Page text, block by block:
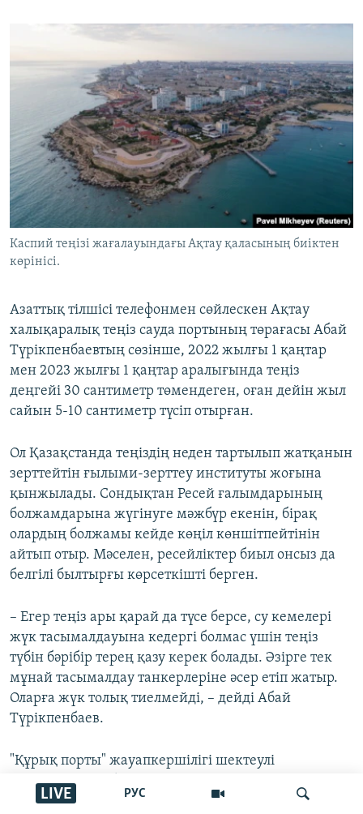
РУС
LIVE
Каспий теңізі жағалауындағы Ақтау қаласының биіктен
көрінісі.
Азаттық тілшісі телефонмен сөйлескен Ақтау
халықаралық теңіз сауда портының төрағасы Абай
Түрікпенбаевтың сөзінше, 2022 жылғы 1 қаңтар
мен 2023 жылғы 1 қаңтар аралығында теңіз
деңгейі 30 сантиметр төмендеген, оған дейін жыл
сайын 5-10 сантиметр түсіп отырған.
Ол Қазақстанда теңіздің неден тартылып жатқанын
зерттейтін ғылыми-зерттеу институты жоғына
қынжылады. Сондықтан Ресей ғалымдарының
болжамдарына жүгінуге мәжбүр екенін, бірақ
олардың болжамы кейде көңіл көншітпейтінін
айтып отыр. Мәселен, ресейліктер биыл онсыз да
белгілі былтырғы көрсеткішті берген.
– Егер теңіз ары қарай да түсе берсе, су кемелері
жүк тасымалдауына кедергі болмас үшін теңіз
түбін бәрібір терең қазу керек болады. Әзірге тек
мұнай тасымалдау танкерлеріне әсер етіп жатыр.
Оларға жүк толық тиелмейді, – дейді Абай
Түрікпенбаев.
"Құрық порты" жауапкершілігі шектеулі
серіктестігінің бас директоры Серік Ахметов
кейінгі үш жылда жүк тасымалы артқанын айтады.